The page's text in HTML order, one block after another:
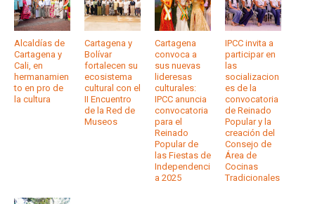
Alcaldías de
Cartagena y
Cali, en
hermanamien
to en pro de
la cultura
Cartagena y
Bolívar
fortalecen su
ecosistema
cultural con el
II Encuentro
de la Red de
Museos
Cartagena
convoca a
sus nuevas
lideresas
culturales:
IPCC anuncia
convocatoria
para el
Reinado
Popular de
las Fiestas de
Independenci
a 2025
IPCC invita a
participar en
las
socializacion
es de la
convocatoria
de Reinado
Popular y la
creación del
Consejo de
Área de
Cocinas
Tradicionales